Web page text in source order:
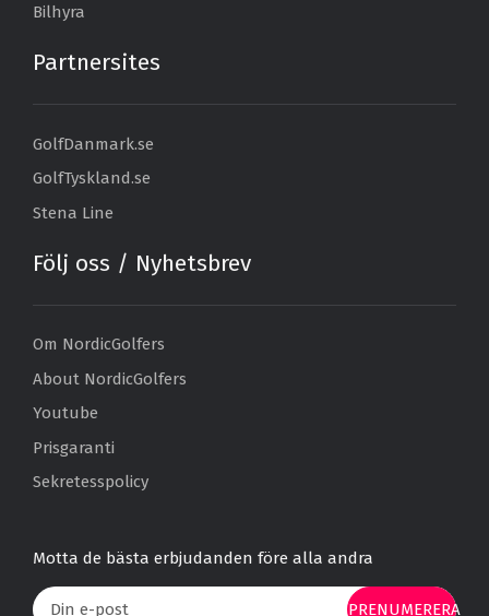
Bilhyra
Partnersites
GolfDanmark.se
GolfTyskland.se
Stena Line
Följ oss / Nyhetsbrev
Om NordicGolfers
About NordicGolfers
Youtube
Prisgaranti
Sekretesspolicy
Motta de bästa erbjudanden före alla andra
PRENUMERERA